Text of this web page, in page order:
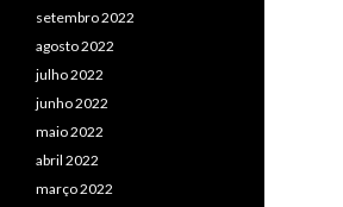
setembro 2022
agosto 2022
julho 2022
junho 2022
maio 2022
abril 2022
março 2022